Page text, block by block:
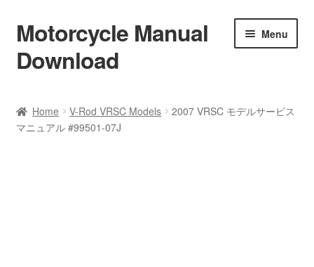
Skip
to
navigation
Skip
to
content
Motorcycle Manual
Download
Menu
Shop
Home V-Rod VRSC Models
2007 VRSC モデルサービス
マニュアル #99501-07J